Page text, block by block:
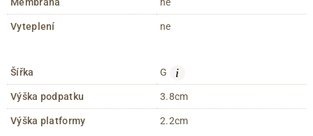
Vyteplení ne
Šířka G i
Výška podpatku 3.8cm
Výška platformy 2.2cm